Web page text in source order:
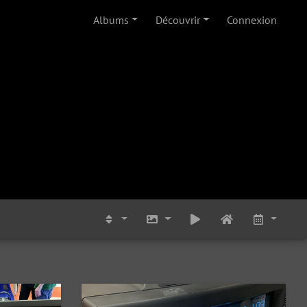
Albums Découvrir Connexion